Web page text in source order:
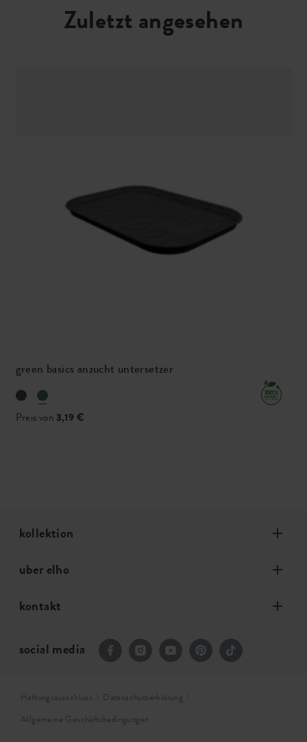
Zuletzt angesehen
green basics anzucht untersetzer
Preis von 3,19 €
kollektion
uber elho
kontakt
social media
Haftungsausschluss
Datenschutzerklärung
Allgemeine Geschäftsbedingungen